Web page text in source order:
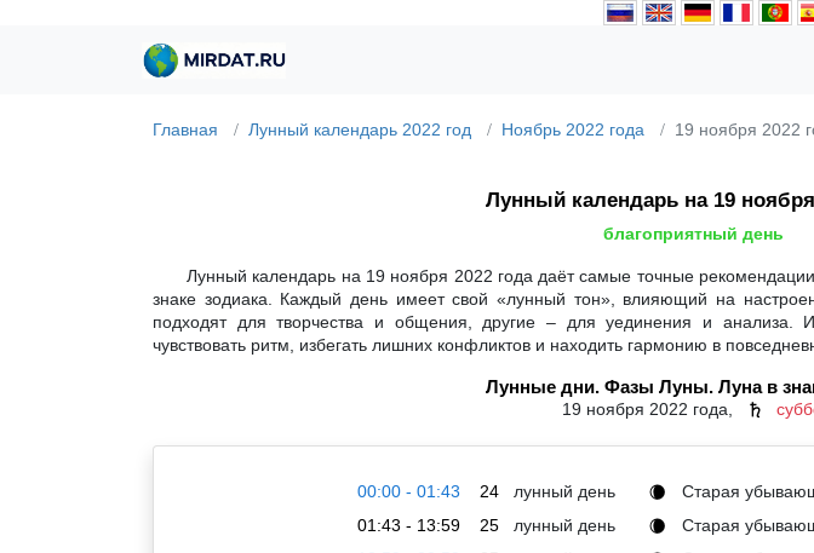
Главная Лунный календарь 2022 год Ноябрь 2022 года 19 ноября 2022
Лунный календарь на 19
благоприятный день
Лунный календарь на 19 ноября 2022 года даёт самые точные
знаке зодиака. Каждый день имеет свой «лунный тон», влияющий на
подходят для творчества и общения, другие – для уединения и анализа.
чувствовать ритм, избегать лишних конфликтов и находить гармонию в
Лунные дни. Фазы Луны. Луна в
19 ноября 2022 года, ♄
00:00 - 01:43 24 лунный день 🌘 Старая
01:43 - 13:59
25 лунный день 🌘 Старая